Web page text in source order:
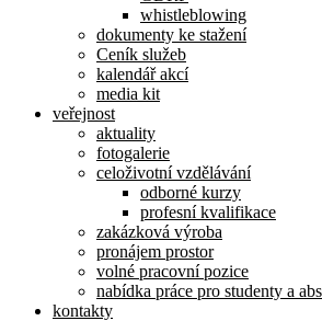
whistleblowing
dokumenty ke stažení
Ceník služeb
kalendář akcí
media kit
veřejnost
aktuality
fotogalerie
celoživotní vzdělávání
odborné kurzy
profesní kvalifikace
zakázková výroba
pronájem prostor
volné pracovní pozice
nabídka práce pro studenty a
kontakty